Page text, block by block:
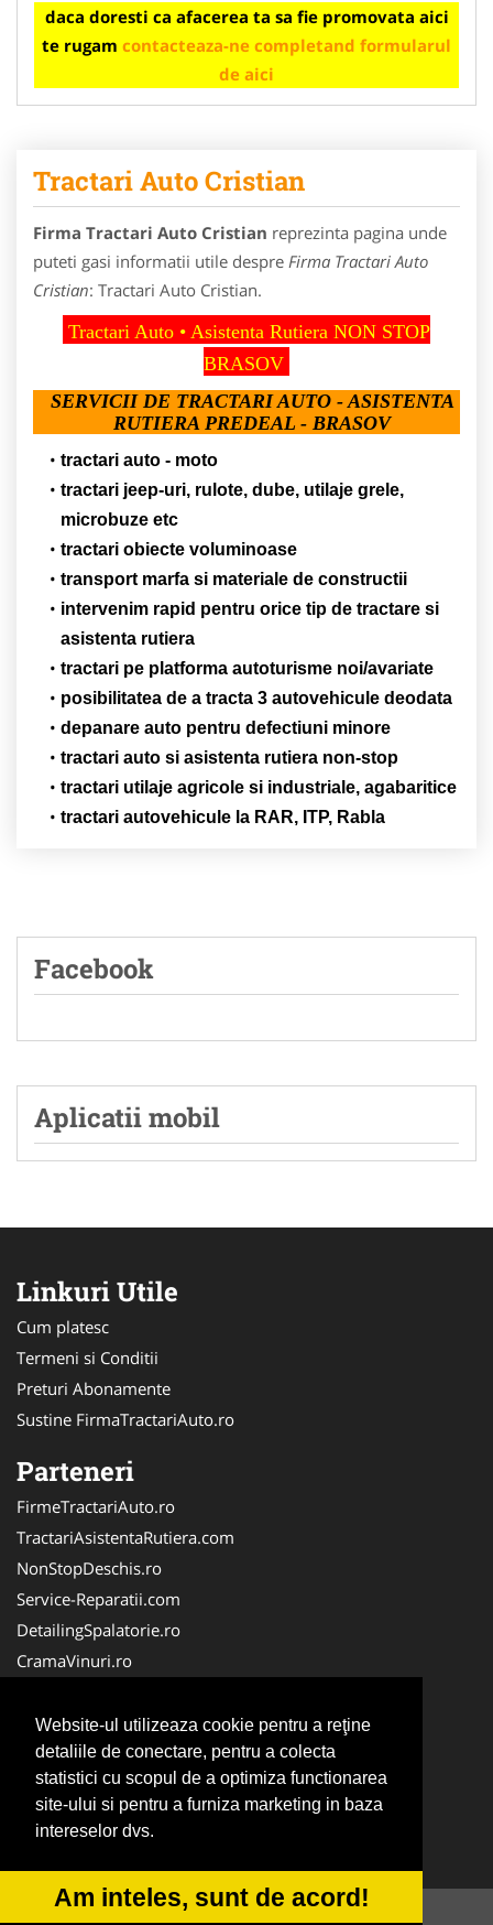
Website-ul utilizeaza cookie pentru a reţine
detaliile de conectare, pentru a colecta
statistici cu scopul de a optimiza functionarea
site-ului si pentru a furniza marketing in baza
intereselor dvs.
Am inteles, sunt de acord!
daca doresti ca afacerea ta sa fie promovata aici
te rugam contacteaza-ne completand formularul
de aici
Tractari Auto Cristian
Firma Tractari Auto Cristian reprezinta pagina unde
puteti gasi informatii utile despre Firma Tractari Auto
Cristian: Tractari Auto Cristian.
Tractari Auto • Asistenta Rutiera NON STOP
BRASOV
SERVICII DE TRACTARI AUTO - ASISTENTA
RUTIERA PREDEAL - BRASOV
tractari auto - moto
tractari jeep-uri, rulote, dube, utilaje grele,
microbuze etc
tractari obiecte voluminoase
transport marfa si materiale de constructii
intervenim rapid pentru orice tip de tractare si
asistenta rutiera
tractari pe platforma autoturisme noi/avariate
posibilitatea de a tracta 3 autovehicule deodata
depanare auto pentru defectiuni minore
tractari auto si asistenta rutiera non-stop
tractari utilaje agricole si industriale, agabaritice
tractari autovehicule la RAR, ITP, Rabla
Facebook
Aplicatii mobil
Linkuri Utile
Cum platesc
Termeni si Conditii
Preturi Abonamente
Sustine FirmaTractariAuto.ro
Parteneri
FirmeTractariAuto.ro
TractariAsistentaRutiera.com
NonStopDeschis.ro
Service-Reparatii.com
DetailingSpalatorie.ro
CramaVinuri.ro
FirmaPieseAuto.ro
Anvelope-Sh.com
CentruInchirieri.ro
CuratareHota.com